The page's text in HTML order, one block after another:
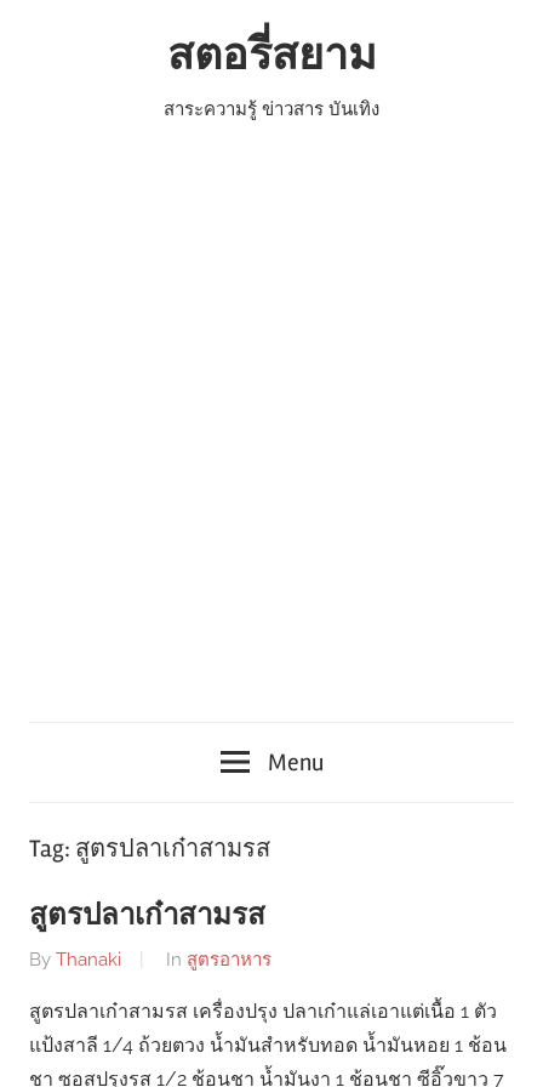
สตอรี่สยาม
สาระความรู้ ข่าวสาร บันเทิง
Menu
Tag: สูตรปลาเก๋าสามรส
สูตรปลาเก๋าสามรส
By Thanaki In สูตรอาหาร
สูตรปลาเก๋าสามรส เครื่องปรุง ปลาเก๋าแล่เอาแต่เนื้อ 1 ตัว
แป้งสาลี 1/4 ถ้วยตวง น้ำมันสำหรับทอด น้ำมันหอย 1 ช้อน
ชา ซอสปรุงรส 1/2 ช้อนชา น้ำมันงา 1 ช้อนชา ซีอิ๊วขาว 7